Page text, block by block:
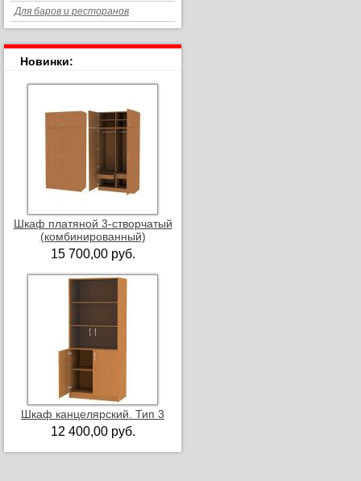
Для баров и ресторанов
Новинки:
Шкаф платяной 3-створчатый
(комбинированный)
15 700,00 руб.
Шкаф канцелярский. Тип 3
12 400,00 руб.